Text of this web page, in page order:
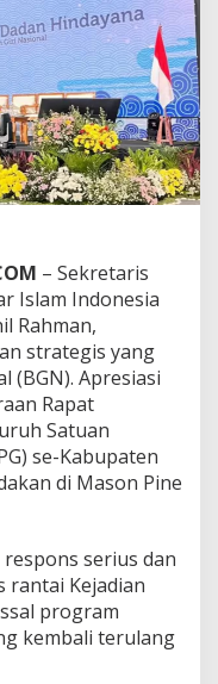
– Sekretaris
Islam Indonesia
Rahman,
strategis yang
(BGN). Apresiasi
Rapat
Satuan
se-Kabupaten
di Mason Pine
serius dan
rantai Kejadian
program
kembali terulang